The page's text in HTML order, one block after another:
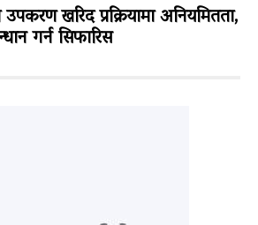
खरिद प्रक्रियामा अनियमितता,
गर्न सिफारिस